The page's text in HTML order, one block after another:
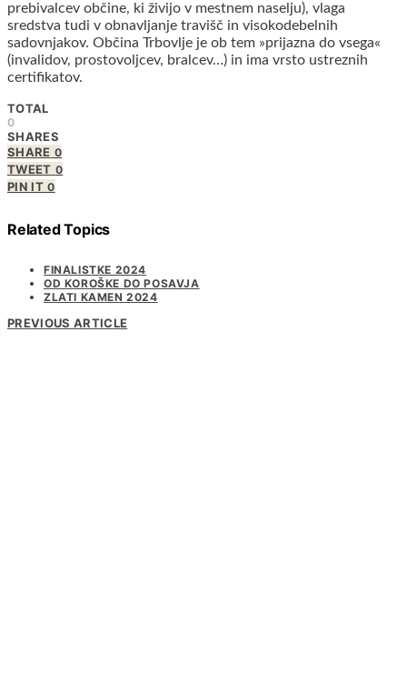
prebivalcev občine, ki živijo v mestnem naselju), vlaga
sredstva tudi v obnavljanje travišč in visokodebelnih
sadovnjakov. Občina Trbovlje je ob tem »prijazna do vsega«
(invalidov, prostovoljcev, bralcev…) in ima vrsto ustreznih
certifikatov.
TOTAL
0
SHARES
SHARE 0
TWEET 0
PIN IT 0
Related Topics
FINALISTKE 2024
OD KOROŠKE DO POSAVJA
ZLATI KAMEN 2024
PREVIOUS ARTICLE